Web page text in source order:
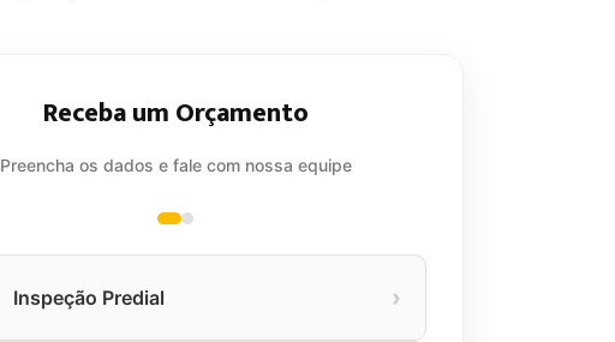
Receba um Orçamento
Preencha os dados e fale com nossa equipe
Inspeção Predial ›